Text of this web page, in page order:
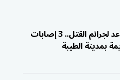
في ظل تصاعد لجرائم القتل.. 3 إصابات
بمدينة الطيبة